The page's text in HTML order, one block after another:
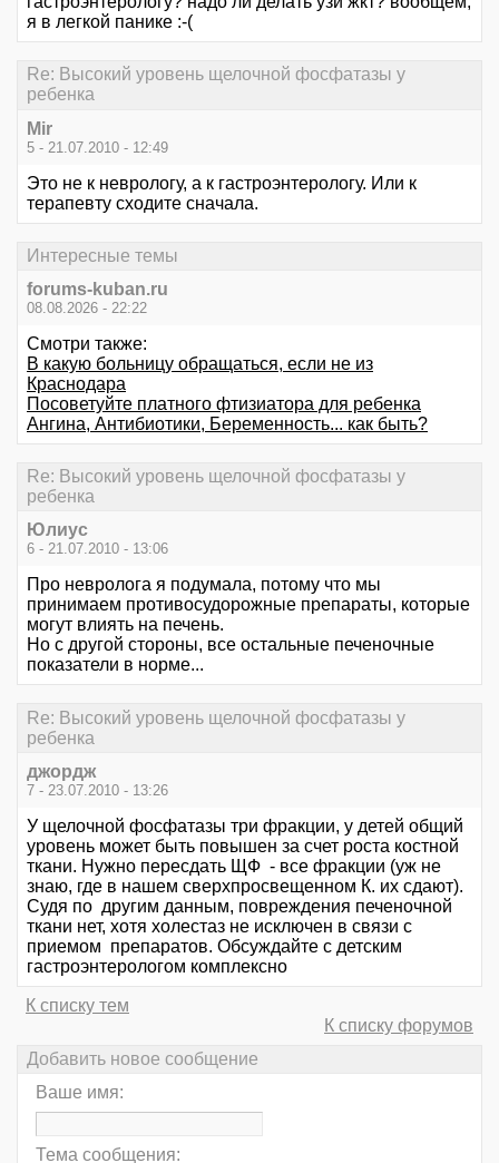
я в легкой панике :-(
Re: Высокий уровень щелочной фосфатазы у
ребенка
Mir
5 - 21.07.2010 - 12:49
Это не к неврологу, а к гастроэнтерологу. Или к
терапевту сходите сначала.
Интересные темы
forums-kuban.ru
08.08.2026 - 22:22
Смотри также:
В какую больницу обращаться, если не из
Краснодара
Посоветуйте платного фтизиатора для ребенка
Ангина, Антибиотики, Беременность... как быть?
Re: Высокий уровень щелочной фосфатазы у
ребенка
Юлиус
6 - 21.07.2010 - 13:06
Про невролога я подумала, потому что мы
принимаем противосудорожные препараты, которые
могут влиять на печень.
Но с другой стороны, все остальные печеночные
показатели в норме...
Re: Высокий уровень щелочной фосфатазы у
ребенка
джордж
7 - 23.07.2010 - 13:26
У щелочной фосфатазы три фракции, у детей общий
уровень может быть повышен за счет роста костной
ткани. Нужно пересдать ЩФ - все фракции (уж не
знаю, где в нашем сверхпросвещенном К. их сдают).
Судя по другим данным, повреждения печеночной
ткани нет, хотя холестаз не исключен в связи с
приемом препаратов. Обсуждайте с детским
гастроэнтерологом комплексно
К списку тем
К списку форумов
Добавить новое сообщение
Ваше имя:
Тема сообщения: